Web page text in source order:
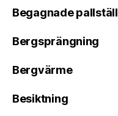
Begagnade pallställ
Bergsprängning
Bergvärme
Besiktning